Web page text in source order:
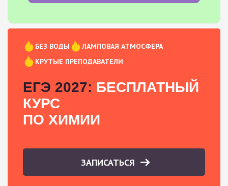
БЕЗ ВОДЫ
ЛАМПОВАЯ АТМОСФЕРА
КРУТЫЕ ПРЕПОДАВАТЕЛИ
ЕГЭ 2027: БЕСПЛАТНЫЙ
КУРС
ПО ХИМИИ
ЗАПИСАТЬСЯ